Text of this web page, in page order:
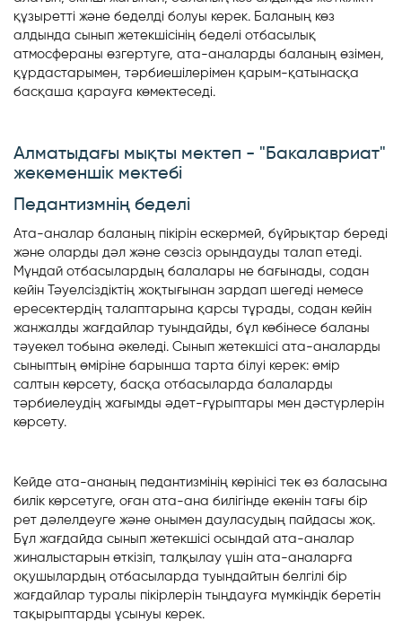
құзыретті және беделді болуы керек. Баланың көз
алдында сынып жетекшісінің беделі отбасылық
атмосфераны өзгертуге, ата-аналарды баланың өзімен,
құрдастарымен, тәрбиешілерімен қарым-қатынасқа
басқаша қарауға көмектеседі.
Алматыдағы мықты мектеп - "Бакалавриат"
жекеменшік мектебі
Педантизмнің беделі
Ата-аналар баланың пікірін ескермей, бұйрықтар береді
және оларды дәл және сөзсіз орындауды талап етеді.
Мұндай отбасылардың балалары не бағынады, содан
кейін Тәуелсіздіктің жоқтығынан зардап шегеді немесе
ересектердің талаптарына қарсы тұрады, содан кейін
жанжалды жағдайлар туындайды, бұл көбінесе баланы
тәуекел тобына әкеледі. Сынып жетекшісі ата-аналарды
сыныптың өміріне барынша тарта білуі керек: өмір
салтын көрсету, басқа отбасыларда балаларды
тәрбиелеудің жағымды әдет-ғұрыптары мен дәстүрлерін
көрсету.
Кейде ата-ананың педантизмінің көрінісі тек өз баласына
билік көрсетуге, оған ата-ана билігінде екенін тағы бір
рет дәлелдеуге және онымен дауласудың пайдасы жоқ.
Бұл жағдайда сынып жетекшісі осындай ата-аналар
жиналыстарын өткізіп, талқылау үшін ата-аналарға
оқушылардың отбасыларда туындайтын белгілі бір
жағдайлар туралы пікірлерін тыңдауға мүмкіндік беретін
тақырыптарды ұсынуы керек.